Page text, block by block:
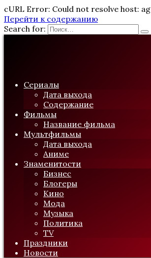
cURL Error: Could not resolve host:
Перейти к содержанию
Search for:
Сериалы
Дата выхода
Содержание
Фильмы
Название фильма
Мультфильмы
Дата выхода
Аниме
Знаменитости
Бизнес
Блогеры
Кино
Мода
Музыка
Политика
TV
Праздники
Новости